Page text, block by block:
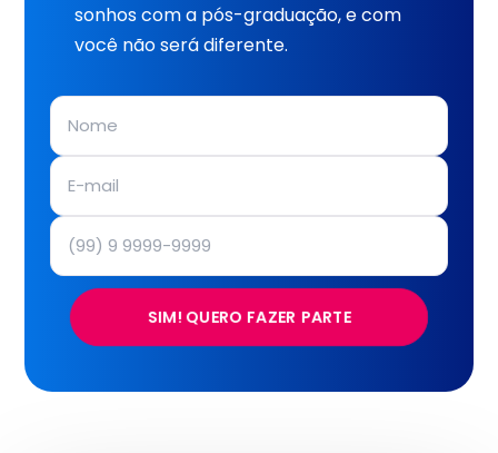
sonhos com a pós-graduação, e com
você não será diferente.
SIM! QUERO FAZER PARTE